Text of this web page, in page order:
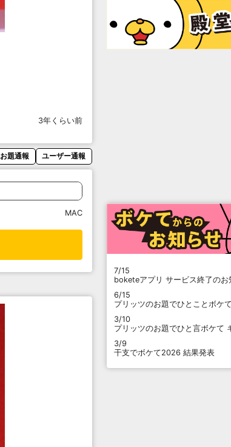
3年くらい前
お題通報 ユーザー通報
MAC
7/15
boketeアプリ サービス終了のお
6/15
プリッツのお題でひとことボケ
3/10
プリッツのお題でひと言ボケて
3/9
干支でボケて2026 結果発表